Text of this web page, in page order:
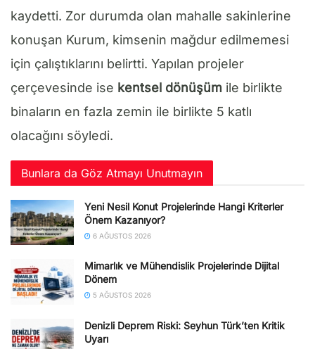
kaydetti. Zor durumda olan mahalle sakinlerine
konuşan Kurum, kimsenin mağdur edilmemesi
için çalıştıklarını belirtti. Yapılan projeler
çerçevesinde ise kentsel dönüşüm ile birlikte
binaların en fazla zemin ile birlikte 5 katlı
olacağını söyledi.
Bunlara da Göz Atmayı Unutmayın
Yeni Nesil Konut Projelerinde Hangi Kriterler
Önem Kazanıyor?
6 AĞUSTOS 2026
Mimarlık ve Mühendislik Projelerinde Dijital
Dönem
5 AĞUSTOS 2026
Denizli Deprem Riski: Seyhun Türk’ten Kritik
Uyarı